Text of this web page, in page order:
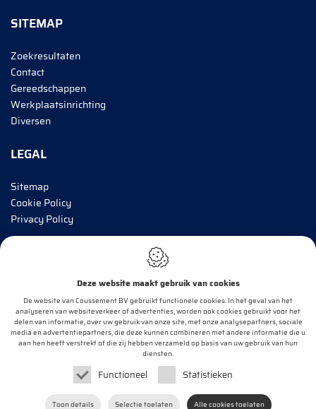
SITEMAP
Zoekresultaten
Contact
Gereedschappen
Werkplaatsinrichting
Diversen
LEGAL
Sitemap
Cookie Policy
Privacy Policy
BRENG MIJ OP DE HOOGTE!
E-mail*
OK
IDcreation2020
Deze website maakt gebruik van cookies
De website van Coussement BV gebruikt functionele cookies. In het geval van het
analyseren van websiteverkeer of advertenties, worden ook cookies gebruikt voor het
delen van informatie, over uw gebruik van onze site, met onze analysepartners, sociale
media en advertentiepartners, die deze kunnen combineren met andere informatie die u
aan hen heeft verstrekt of die zij hebben verzameld op basis van uw gebruik van hun
diensten.
Functioneel Statistieken
Toon details Selectie toelaten Alle cookies toelaten